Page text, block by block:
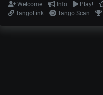
Welcome Info Play!
TangoLink
Tango Scan